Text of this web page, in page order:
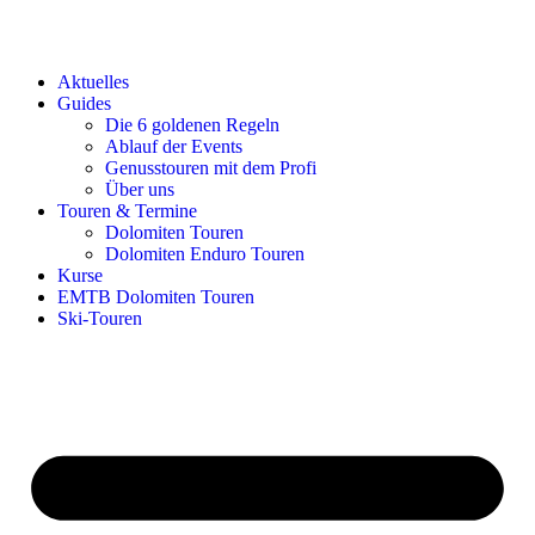
Aktuelles
Guides
Die 6 goldenen Regeln
Ablauf der Events
Genusstouren mit dem Profi
Über uns
Touren & Termine
Dolomiten Touren
Dolomiten Enduro Touren
Kurse
EMTB Dolomiten Touren
Ski-Touren